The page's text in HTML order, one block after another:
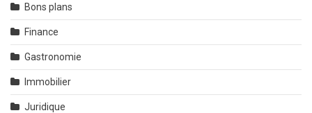
Bons plans
Finance
Gastronomie
Immobilier
Juridique